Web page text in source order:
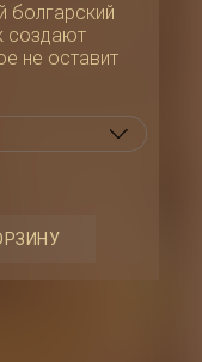
болгарский
создают
не оставит